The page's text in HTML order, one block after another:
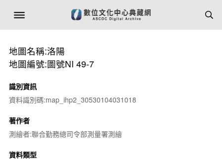
地圖名稱:洛陽
地圖編號:圖號NI 49-7
識別資訊
資料識別碼:map_ihp2_30530104031018
著作者
測繪者:聯合勤務總司令部測量署測繪
資料類型